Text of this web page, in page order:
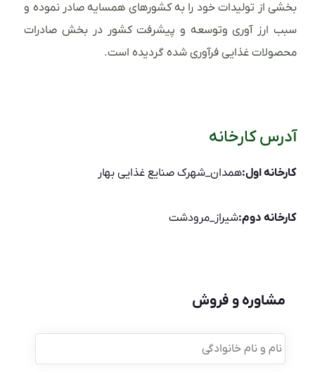
بخشی از تولیدات خود را به کشورهای همسایه صادر نموده و
سبب ارز آوری وتوسعه و پیشرفت کشور در بخش صادرات
محصولات غذایی فرآوری شده گردیده است.
آدرس کارخانه
کارخانه اول:همدان_شهرک صنایع غذایی بهار
کارخانه دوم:شیراز_مرودشت
مشاوره و فروش
نام
و
نام